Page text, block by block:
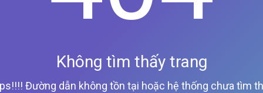
Không tìm thấy trang
Đường dẫn không tồn tại hoặc hệ thống chưa tìm